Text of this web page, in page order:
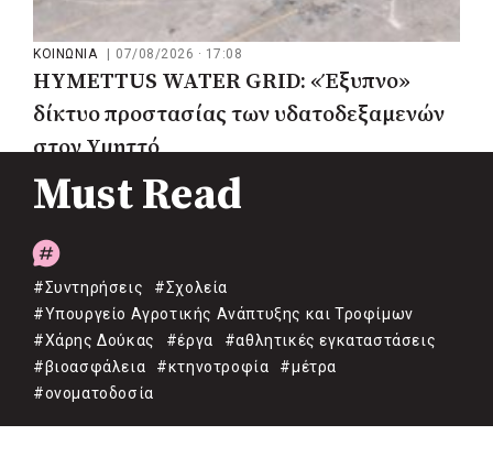
ΚΟΙΝΩΝΙΑ | 07/08/2026 · 17:08
HYMETTUS WATER GRID: «Έξυπνο»
δίκτυο προστασίας των υδατοδεξαμενών
στον Υμηττό
Must Read
#Συντηρήσεις
#Σχολεία
#Υπουργείο Αγροτικής Ανάπτυξης και Τροφίμων
#Χάρης Δούκας
#έργα
#αθλητικές εγκαταστάσεις
#βιοασφάλεια
#κτηνοτροφία
#μέτρα
#ονοματοδοσία